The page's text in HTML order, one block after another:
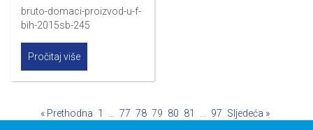
bruto-domaci-proizvod-u-f-
bih-2015sb-245
Pročitaj više
« Prethodna 1 77 78 79 80 81 97 Sljedeća »